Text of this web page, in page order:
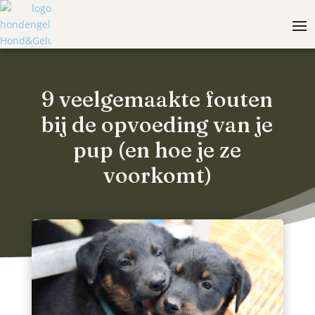
9 veelgemaakte fouten
bij de opvoeding van je
pup (en hoe je ze
voorkomt)